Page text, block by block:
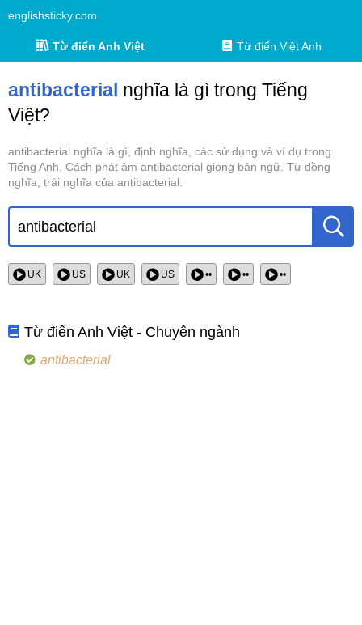
englishsticky.com
Từ điển Anh Việt Từ điển Việt Anh
antibacterial nghĩa là gì trong Tiếng
Việt?
antibacterial nghĩa là gì, định nghĩa, các sử dụng và ví dụ trong
Tiếng Anh. Cách phát âm antibacterial giọng bản ngữ. Từ đồng
nghĩa, trái nghĩa của antibacterial.
UK US UK US •• •• ••
Từ điển Anh Việt - Chuyên ngành
antibacterial